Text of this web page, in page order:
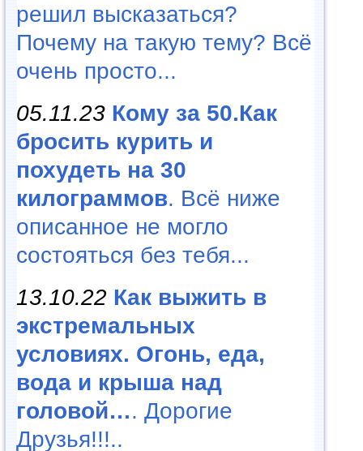
решил высказаться?
Почему на такую тему? Всё
очень просто...
05.11.23 Кому за 50.Как
бросить курить и
похудеть на 30
килограммов. Всё ниже
описанное не могло
состояться без тебя...
13.10.22 Как выжить в
экстремальных
условиях. Огонь, еда,
вода и крыша над
головой…. Дорогие
Друзья!!!..